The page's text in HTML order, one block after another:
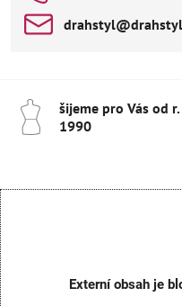
šijeme pro Vás od r​.
1990
Externí obsah je